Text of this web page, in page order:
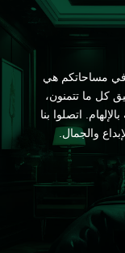
في مساحاتكم هي
كل ما تتمنون،
اتصلوا بنا
والجمال.